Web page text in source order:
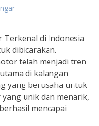
Terkenal di Indonesia
dibicarakan.
telah menjadi tren
di kalangan
yang berusaha untuk
unik dan menarik,
mencapai